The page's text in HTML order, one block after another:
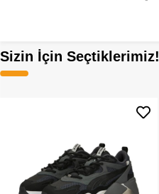
Sizin İçin Seçtiklerimiz!